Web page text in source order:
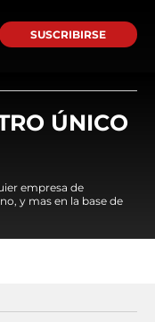
SUSCRIBIRSE
ÚNICO
empresa de
y mas en la base de